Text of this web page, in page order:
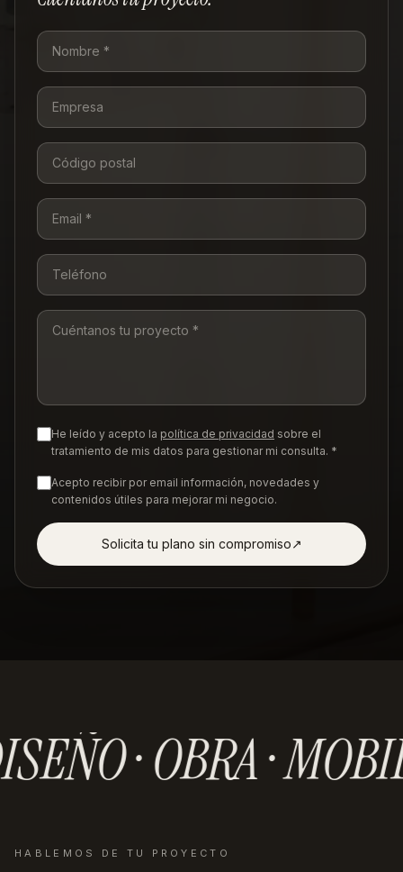
He leído y acepto la política de privacidad sobre el
tratamiento de mis datos para gestionar mi consulta. *
Acepto recibir por email información, novedades y
contenidos útiles para mejorar mi negocio.
Solicita tu plano sin compromiso↗︎
· OBRA ·
HABLEMOS DE TU PROYECTO